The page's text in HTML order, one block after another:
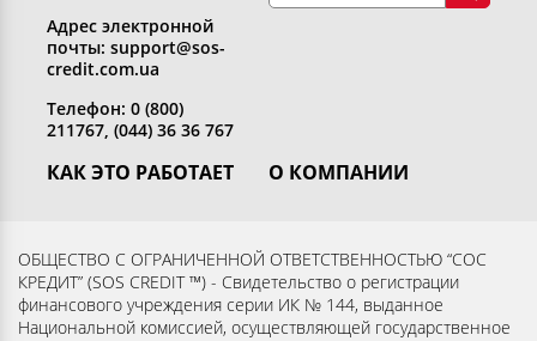
КАК ЭТО РАБОТАЕТ
Вернуть кредит
Вопросы и ответы
Партнерам
О КОМПАНИИ
Раскрытие информации
Контакты
Согласие субъекта на
Адрес электронной
почты: support@sos-
credit.com.ua
Телефон: 0 (800)
211767, (044) 36 36 767
ОБЩЕСТВО С ОГРАНИЧЕННОЙ ОТВЕТСТВЕННОСТЬЮ “СОС
КРЕДИТ” (SOS CREDIT ™) - Свидетельство о регистрации
финансового учреждения серии ИК № 144, выданное
Национальной комиссией, осуществляющей государственное